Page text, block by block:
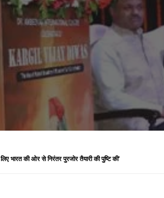
भारत की ओर से निरंतर पुरजोर तैयारी की पुष्टि की’